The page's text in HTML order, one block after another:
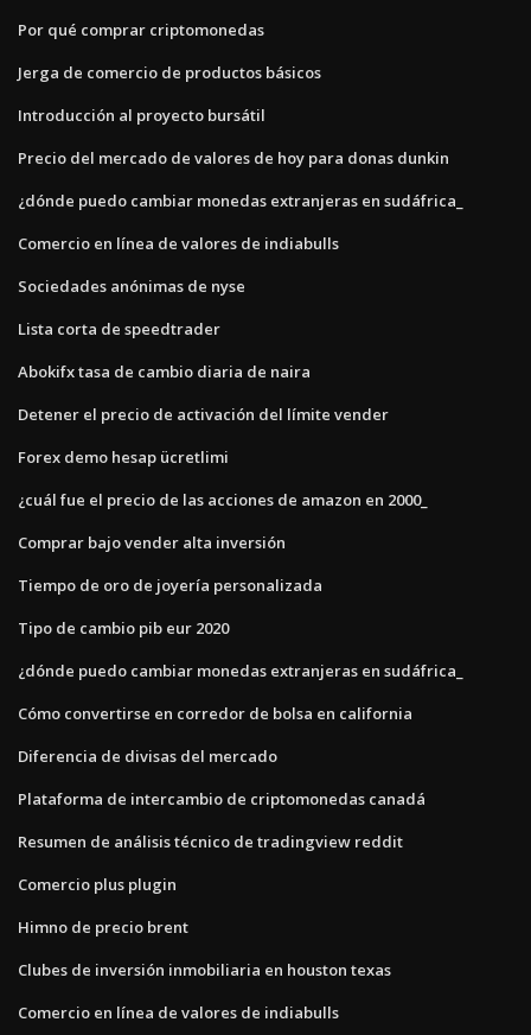
Por qué comprar criptomonedas
Jerga de comercio de productos básicos
Introducción al proyecto bursátil
Precio del mercado de valores de hoy para donas dunkin
¿dónde puedo cambiar monedas extranjeras en sudáfrica_
Comercio en línea de valores de indiabulls
Sociedades anónimas de nyse
Lista corta de speedtrader
Abokifx tasa de cambio diaria de naira
Detener el precio de activación del límite vender
Forex demo hesap ücretlimi
¿cuál fue el precio de las acciones de amazon en 2000_
Comprar bajo vender alta inversión
Tiempo de oro de joyería personalizada
Tipo de cambio pib eur 2020
¿dónde puedo cambiar monedas extranjeras en sudáfrica_
Cómo convertirse en corredor de bolsa en california
Diferencia de divisas del mercado
Plataforma de intercambio de criptomonedas canadá
Resumen de análisis técnico de tradingview reddit
Comercio plus plugin
Himno de precio brent
Clubes de inversión inmobiliaria en houston texas
Comercio en línea de valores de indiabulls